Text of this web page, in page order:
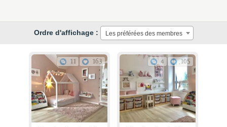
Ordre d'affichage : Les préférées des membres
11 163 4 105